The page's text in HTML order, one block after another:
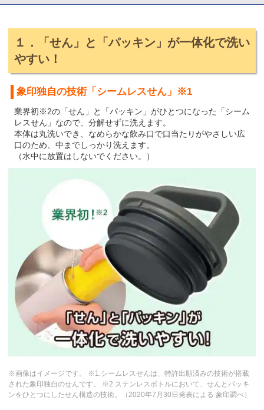
１．「せん」と「パッキン」が一体化で洗い
やすい！
象印独自の技術「シームレスせん」※1
業界初※2の「せん」と「パッキン」がひとつになった「シーム
レスせん」なので、分解せずに洗えます。
本体は丸洗いでき、なめらかな飲み口で口当たりがやさしい広
口のため、中までしっかり洗えます。
（水中に放置はしないでください。）
※画像はイメージです。 ※1.シームレスせんは、特許出願済みの技術が搭載
された象印独自のせんです。 ※2.ステンレスボトルにおいて、せんとパッキ
ンをひとつにしたせん構造の技術。（2020年7月30日発表による 象印調べ）